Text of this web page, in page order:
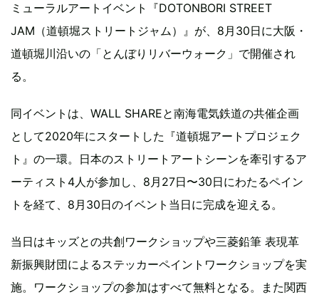
ミューラルアートイベント『DOTONBORI STREET
JAM（道頓堀ストリートジャム）』が、8月30日に大阪・
道頓堀川沿いの「とんぼりリバーウォーク」で開催され
る。
同イベントは、WALL SHAREと南海電気鉄道の共催企画
として2020年にスタートした『道頓堀アートプロジェク
ト』の一環。日本のストリートアートシーンを牽引するア
ーティスト4人が参加し、8月27日〜30日にわたるペイン
トを経て、8月30日のイベント当日に完成を迎える。
当日はキッズとの共創ワークショップや三菱鉛筆 表現革
新振興財団によるステッカーペイントワークショップを実
施。ワークショップの参加はすべて無料となる。また関西